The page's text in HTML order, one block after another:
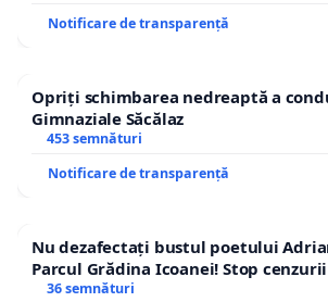
Notificare de transparență
Opriți schimbarea nedreaptă a
Gimnaziale Săcălaz
453 semnături
Notificare de transparență
Nu dezafectați bustul poetului
Parcul Grădina Icoanei! Stop
36 semnături